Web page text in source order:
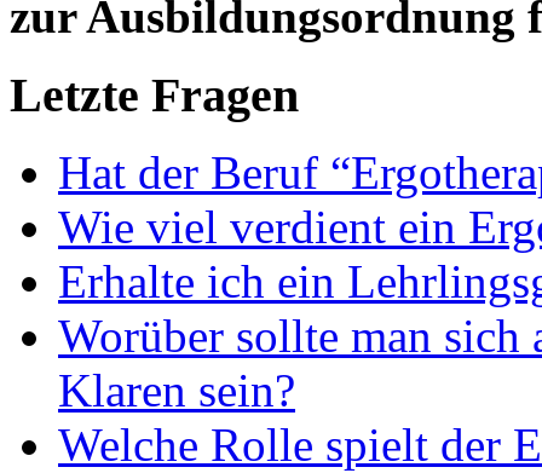
zur Ausbildungsordnung
Letzte Fragen
Hat der Beruf
Wie viel verdient ein
Erhalte ich ein
Worüber sollte man sich
Klaren sein?
Welche Rolle spielt der